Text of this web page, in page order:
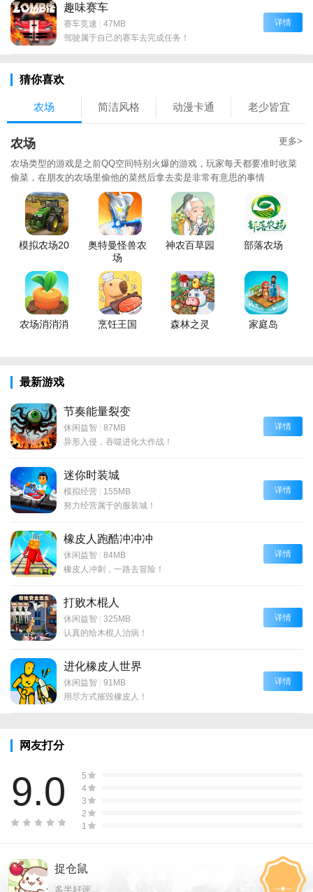
趣味赛车
赛车竞速 | 47MB
驾驶属于自己的赛车去完成任务！
详情
猜你喜欢
农场 简洁风格 动漫卡通 老少皆宜
农场 更多>
农场类型的游戏是之前QQ空间特别火爆的游戏，玩家每天都要准时收菜
偷菜，在朋友的农场里偷他的菜然后拿去卖是非常有意思的事情
模拟农场20
奥特曼怪兽农
场
神农百草园 部落农场
农场消消消 烹饪王国 森林之灵 家庭岛
最新游戏
节奏能量裂变
休闲益智 | 87MB
异形入侵，吞噬进化大作战！
详情
迷你时装城
模拟经营 | 155MB
努力经营属于的服装城！
详情
橡皮人跑酷冲冲冲
休闲益智 | 84MB
橡皮人冲刺，一路去冒险！
详情
打败木棍人
休闲益智 | 325MB
认真的给木棍人治病！
详情
进化橡皮人世界
休闲益智 | 91MB
用尽方式摧毁橡皮人！
详情
网友打分
9.0
5
4
3
2
1
捉仓鼠
多半好评